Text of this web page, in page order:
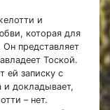
и
которая для
представляет
Тоской.
ей записку с
и докладывает,
– нет.